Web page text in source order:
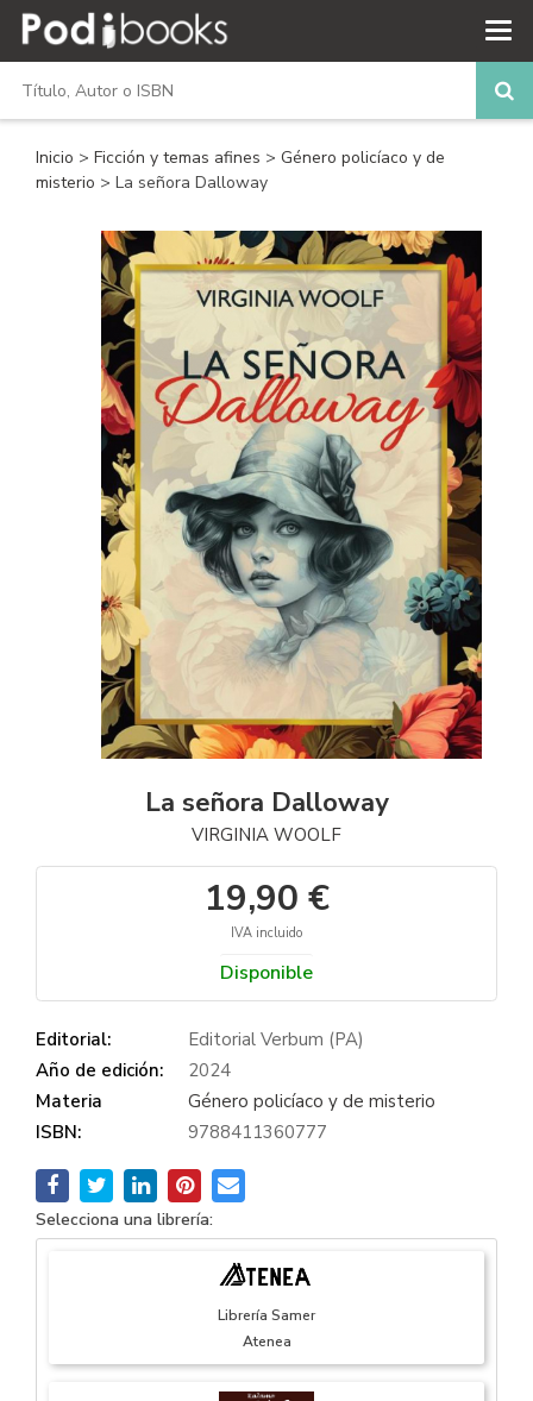
Inicio > Ficción y temas afines > Género policíaco y de
misterio > La señora Dalloway
La señora Dalloway
VIRGINIA WOOLF
19,90 €
IVA incluido
Disponible
Editorial:
Editorial Verbum (PA)
Año de edición:
2024
Materia
Género policíaco y de misterio
ISBN:
9788411360777
Selecciona una librería:
Librería Samer
Atenea